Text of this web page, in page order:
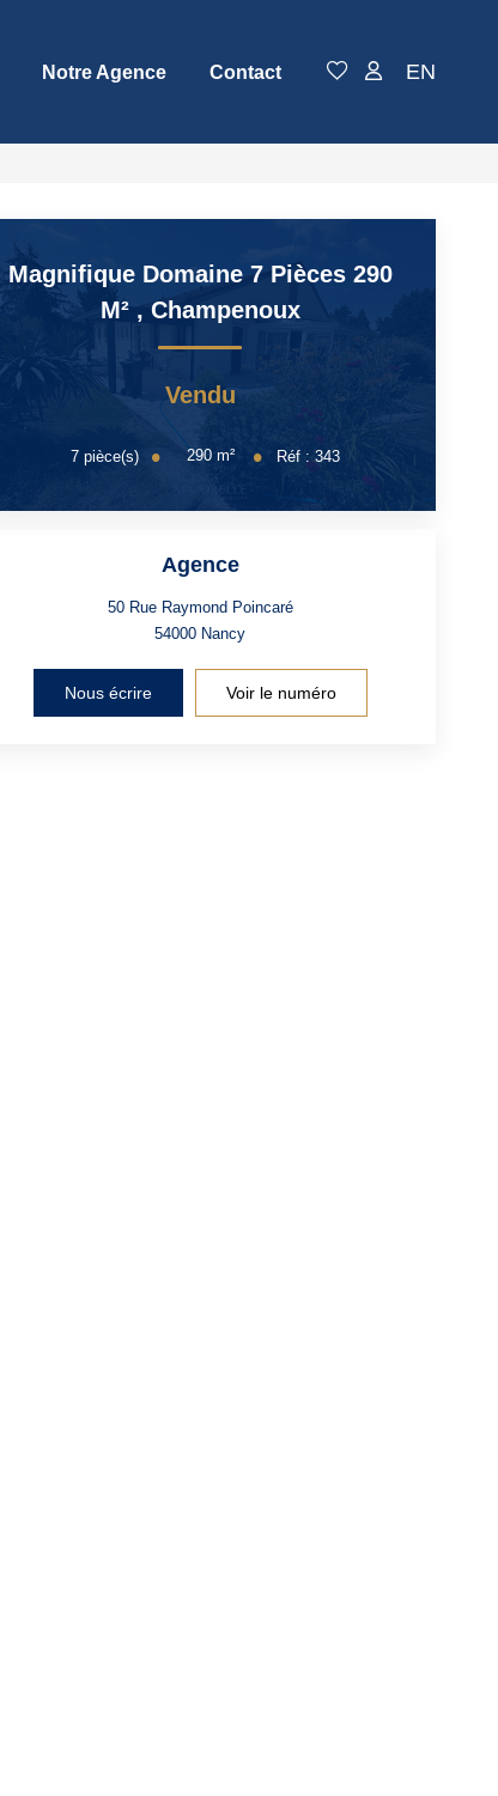
Notre Agence Contact EN
Magnifique Domaine 7 Pièces 290
M² , Champenoux
Vendu
7 pièce(s) 290 m² Réf : 343
Agence
50 Rue Raymond Poincaré
54000 Nancy
Nous écrire Voir le numéro